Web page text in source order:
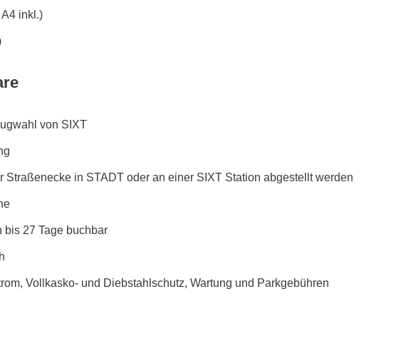
inkl.)
von SIXT
Straßenecke in STADT oder an einer SIXT Station abgestellt werden
bis 27 Tage buchbar
Vollkasko- und Diebstahlschutz, Wartung und Parkgebühren